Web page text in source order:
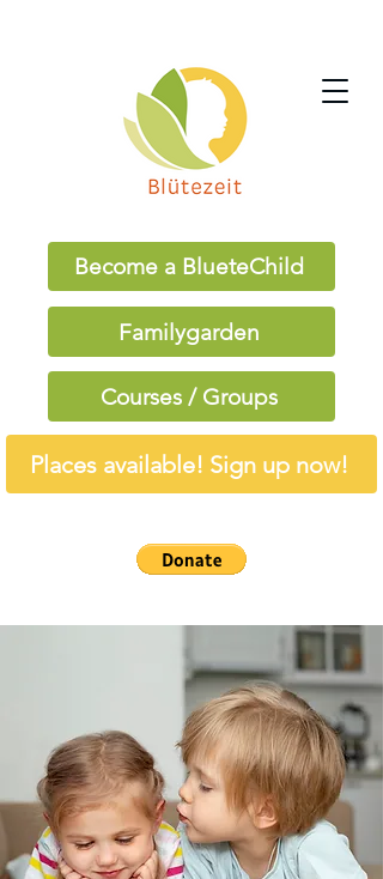
Become a BlueteChild
Familygarden
Courses / Groups
Places available! Sign up now!